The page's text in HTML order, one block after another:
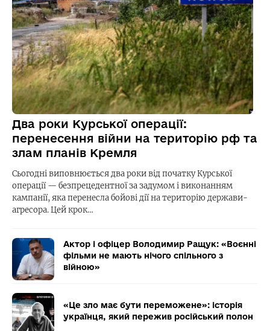
Два роки Курської операції:
перенесення війни на територію рф та
злам планів Кремля
Сьогодні виповнюється два роки від початку Курської
операції — безпрецедентної за задумом і виконанням
кампанії, яка перенесла бойові дії на територію держави-
агресора. Цей крок…
Актор і офіцер Володимир Ращук: «Воєнні
фільми не мають нічого спільного з
війною»
«Це зло має бути переможене»: історія
українця, який пережив російський полон